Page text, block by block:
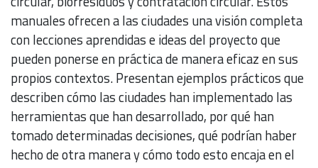
manuales ofrecen a las ciudades una visión completa
con lecciones aprendidas e ideas del proyecto que
pueden ponerse en práctica de manera eficaz en sus
propios contextos. Presentan ejemplos prácticos que
describen cómo las ciudades han implementado las
herramientas que han desarrollado, por qué han
tomado determinadas decisiones, qué podrían haber
hecho de otra manera y cómo todo esto encaja en el